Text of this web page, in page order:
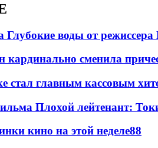
воды от режиссера
кардинально сменила
стал главным кассовым
Плохой лейтенант:
кино на этой неделе88